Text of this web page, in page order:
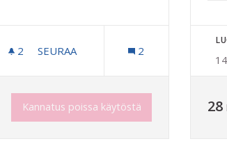
mukaan: Liikunta ja ulkoilu
2 2 SEURAAJAA
SEURAA
URAMON ESKARILAISILLE JA
2
Kannatus poissa käytöstä 28